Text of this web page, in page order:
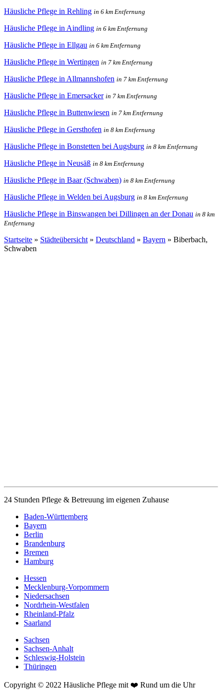
Häusliche Pflege in Rehling in 6 km Entfernung
Häusliche Pflege in Aindling in 6 km Entfernung
Häusliche Pflege in Ellgau in 6 km Entfernung
Häusliche Pflege in Wertingen in 7 km Entfernung
Häusliche Pflege in Allmannshofen in 7 km Entfernung
Häusliche Pflege in Emersacker in 7 km Entfernung
Häusliche Pflege in Buttenwiesen in 7 km Entfernung
Häusliche Pflege in Gersthofen in 8 km Entfernung
Häusliche Pflege in Bonstetten bei Augsburg in 8 km Entfernung
Häusliche Pflege in Neusäß in 8 km Entfernung
Häusliche Pflege in Baar (Schwaben) in 8 km Entfernung
Häusliche Pflege in Welden bei Augsburg in 8 km Entfernung
Häusliche Pflege in Binswangen bei Dillingen an der Donau in 8 km
Entfernung
Startseite » Städteübersicht » Deutschland » Bayern » Biberbach,
Schwaben
24 Stunden Pflege & Betreuung im eigenen Zuhause
Baden-Württemberg
Bayern
Berlin
Brandenburg
Bremen
Hamburg
Hessen
Mecklenburg-Vorpommern
Niedersachsen
Nordrhein-Westfalen
Rheinland-Pfalz
Saarland
Sachsen
Sachsen-Anhalt
Schleswig-Holstein
Thüringen
Copyright © 2022 Häusliche Pflege mit ❤️ Rund um die Uhr